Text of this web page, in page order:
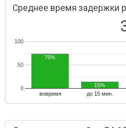
Среднее время задержки
вовремя до 15 мин.
0
50
100
75%
15%